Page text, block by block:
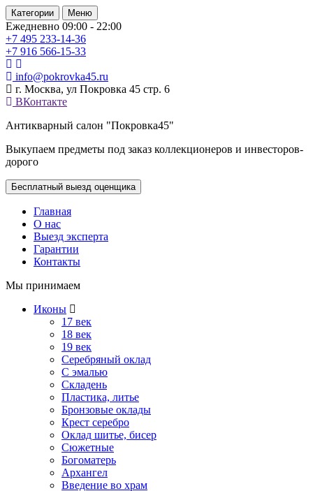
Категории Меню
Ежедневно 09:00 - 22:00
+7 495 233-14-36
+7 916 566-15-33
info@pokrovka45.ru
г. Москва, ул Покровка 45 стр. 6
ВКонтакте
Антикварный салон "Покровка45"
Выкупаем предметы под заказ коллекционеров и инвесторов-
дорого
Бесплатный выезд оценщика
Главная
О нас
Выезд эксперта
Гарантии
Контакты
Мы принимаем
Иконы
17 век
18 век
19 век
Серебряный оклад
С эмалью
Складень
Пластика, литье
Бронзовые оклады
Крест серебро
Оклад шитье, бисер
Сюжетные
Богоматерь
Архангел
Введение во храм